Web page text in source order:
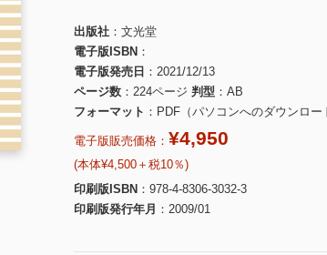
出版社
文光堂
電子版ISBN
電子版発売日
2021/12/13
ページ数
224ページ 判型
AB
フォーマット
PDF（パソコンへのダウンロー
電子版販売価格： ¥4,950
(本体¥4,500＋税10％)
印刷版ISBN
978-4-8306-3032-3
印刷版発行年月
2009/01